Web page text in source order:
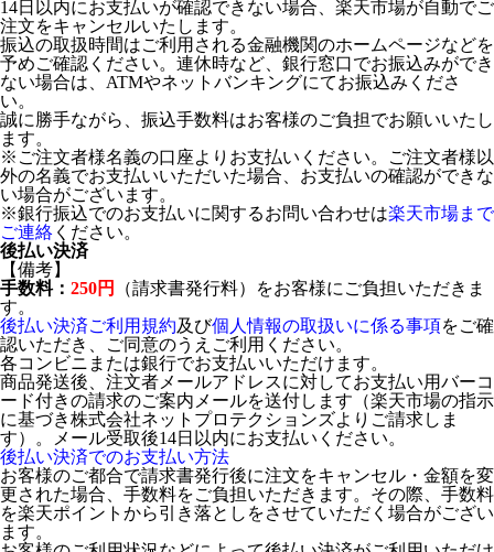
14日以内にお支払いが確認できない場合、楽天市場が自動でご
注文をキャンセルいたします。
振込の取扱時間はご利用される金融機関のホームページなどを
予めご確認ください。連休時など、銀行窓口でお振込みができ
ない場合は、ATMやネットバンキングにてお振込みくださ
い。
誠に勝手ながら、振込手数料はお客様のご負担でお願いいたし
ます。
※ご注文者様名義の口座よりお支払いください。ご注文者様以
外の名義でお支払いいただいた場合、お支払いの確認ができな
い場合がございます。
※銀行振込でのお支払いに関するお問い合わせは楽天市場まで
ご連絡 ください。
後払い決済
【備考】
手数料： 250円
（請求書発行料）をお客様にご負担いただきま
す。
後払い決済ご利用規約及び個人情報の取扱いに係る事項をご確
認いただき、ご同意のうえご利用ください。
各コンビニまたは銀行でお支払いいただけます。
商品発送後、注文者メールアドレスに対してお支払い用バーコ
ード付きの請求のご案内メールを送付します（楽天市場の指示
に基づき株式会社ネットプロテクションズよりご請求しま
す）。メール受取後14日以内にお支払いください。
後払い決済でのお支払い方法
お客様のご都合で請求書発行後に注文をキャンセル・金額を変
更された場合、手数料をご負担いただきます。その際、手数料
を楽天ポイントから引き落としをさせていただく場合がござい
ます。